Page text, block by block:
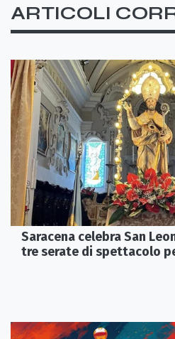
ARTICOLI
Saracena celebra San
tre serate di spettacolo